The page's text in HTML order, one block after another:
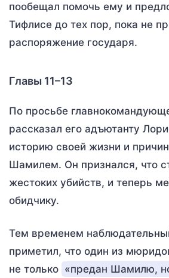
пообещал помочь ему и
Тифлисе до тех пор, пока не
распоряжение государя.
Главы 11–13
По просьбе
рассказал его адъютанту
историю своей жизни и
Шамилем. Он признался, что
жестоких убийств, и теперь
обидчику.
Тем временем
приметил, что один из
не только «предан Шамилю,